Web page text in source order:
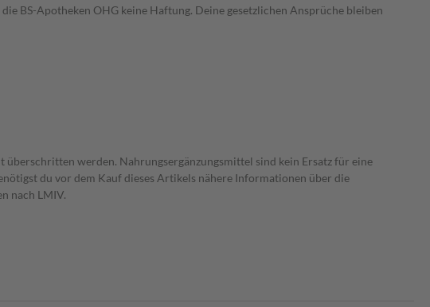
BS-Apotheken OHG keine Haftung. Deine gesetzlichen Ansprüche bleiben
werden. Nahrungsergänzungsmittel sind kein Ersatz für eine
du vor dem Kauf dieses Artikels nähere Informationen über die
nach LMIV.